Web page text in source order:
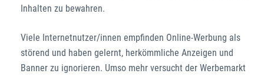
Inhalten zu bewahren.
Viele Internetnutzer/innen empfinden Online-Werbung als
störend und haben gelernt, herkömmliche Anzeigen und
Banner zu ignorieren. Umso mehr versucht der Werbemarkt